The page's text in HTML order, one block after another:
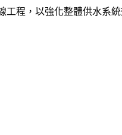
程，以強化整體供水系